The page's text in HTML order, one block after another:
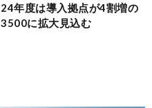
24年度は導入拠点が4割増の
3500に拡大見込む